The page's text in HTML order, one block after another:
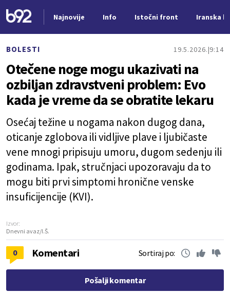
Najnovije Info Istočni front Iranska
BOLESTI 19.5.2026. 9:14
Otečene noge mogu ukazivati na
ozbiljan zdravstveni problem: Evo
kada je vreme da se obratite lekaru
Osećaj težine u nogama nakon dugog dana,
oticanje zglobova ili vidljive plave i ljubičaste
vene mnogi pripisuju umoru, dugom sedenju ili
godinama. Ipak, stručnjaci upozoravaju da to
mogu biti prvi simptomi hronične venske
insuficijencije (KVI).
Izvor:
Dnevni avaz/I.Š.
0 Komentari Sortiraj po:
Pošalji komentar